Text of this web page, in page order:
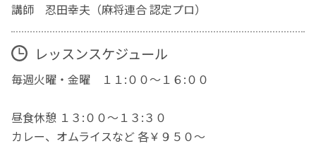
講師 忍田幸夫（麻将連合 認定プロ）
レッスンスケジュール
毎週火曜・金曜 １１:００～１６:００
昼食休憩 １３:００～１３:３０
カレー、オムライスなど 各￥９５０〜